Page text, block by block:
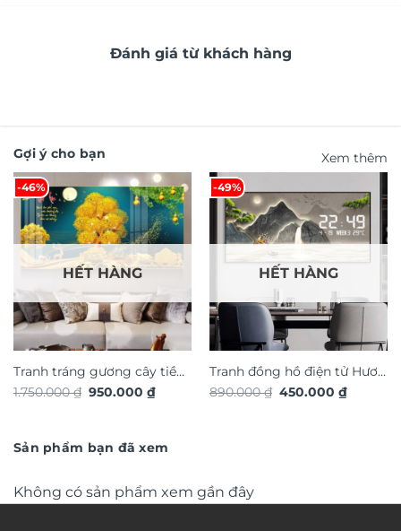
Đánh giá từ khách hàng
Gợi ý cho bạn Xem thêm
-46%
HẾT HÀNG
Tranh tráng gương cây tiền
vàng phong thủy TG4913S
1.750.000₫ Giá
950.000₫Giá
-49%
HẾT HÀNG
Tranh đồng hồ điện tử Hươu
Tài Lộc TG4915S
890.000₫ Giá
450.000₫Giá
Sản phẩm bạn đã xem
Không có sản phẩm xem gần đây